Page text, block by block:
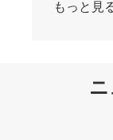
もっと見